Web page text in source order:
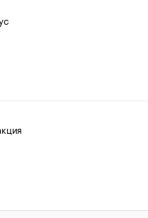
авторских прав